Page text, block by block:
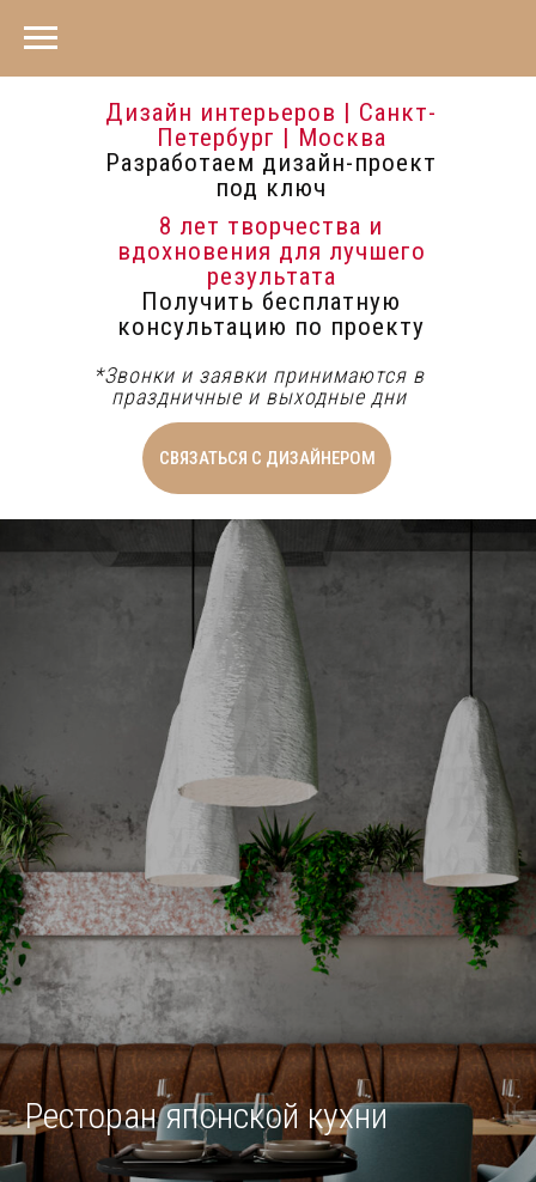
СВЯЗАТЬСЯ С ДИЗАЙНЕРОМ
Дизайн интерьеров | Санкт-
Петербург | Москва
Разработаем дизайн-проект
под ключ
*Звонки и заявки принимаются в
праздничные и выходные дни
8 лет творчества и
вдохновения для лучшего
результата
Получить бесплатную
консультацию по проекту
Ресторан японской кухни